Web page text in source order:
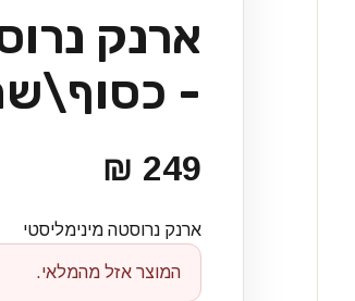
ארנק
-
249 ₪
ארנק נרוסטה מינימליסטי
המוצר אזל מהמלאי.